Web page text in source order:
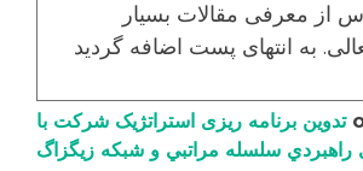
از معرفی مقالات بسیار
به انتهای پست اضافه گردید
تدوین برنامه ریزی استراتژیک شرکت با
راهبردي سلسله مراتبي و شبکه زیگزاگ